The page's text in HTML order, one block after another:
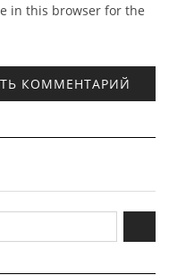
in this browser for the